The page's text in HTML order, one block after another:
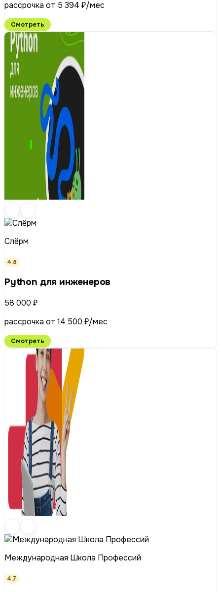
рассрочка от 5 394 ₽/мес
Смотреть
Слёрм
4.8
Python для инженеров
58 000 ₽
рассрочка от 14 500 ₽/мес
Смотреть
Международная Школа Профессий
4.7